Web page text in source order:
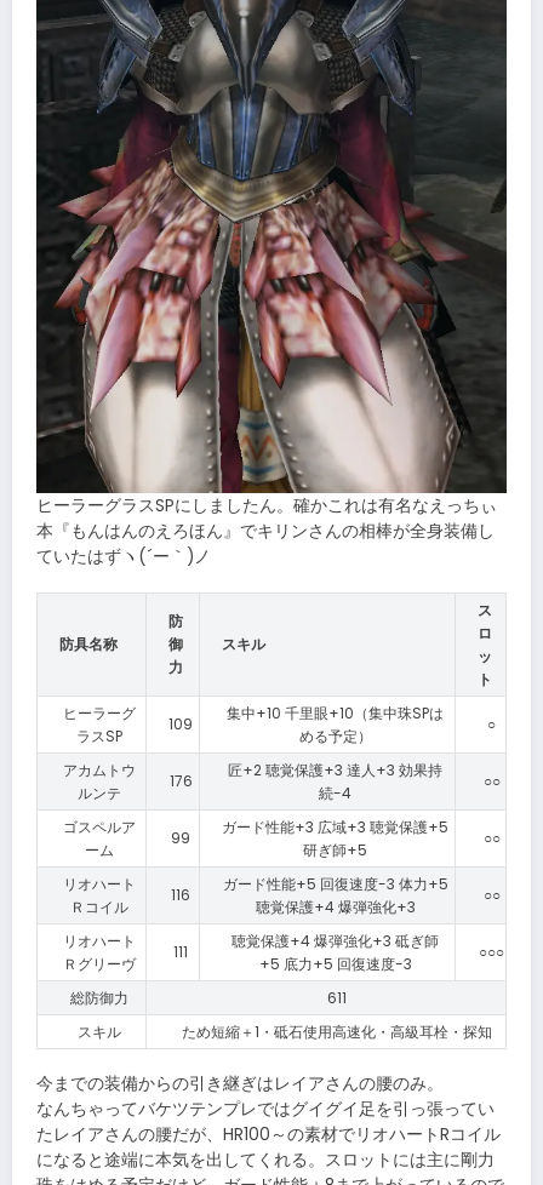
ヒーラーグラスSPにしましたん。確かこれは有名なえっちぃ
本『もんはんのえろほん』でキリンさんの相棒が全身装備し
ていたはずヽ(´ー｀)ノ
防具名称
防
御
力
スキル
ス
ロ
ッ
ト
ヒーラーグ
ラスSP
109
集中+10 千里眼+10（集中珠SPは
める予定）
○
アカムトウ
ルンテ
176
匠+2 聴覚保護+3 達人+3 効果持
続-4
○○
ゴスペルア
ーム
99
ガード性能+3 広域+3 聴覚保護+5
研ぎ師+5
○○
リオハート
Ｒコイル
116
ガード性能+5 回復速度-3 体力+5
聴覚保護+4 爆弾強化+3
○○
リオハート
Ｒグリーヴ
111
聴覚保護+4 爆弾強化+3 砥ぎ師
+5 底力+5 回復速度-3
○○○
総防御力
611
スキル
ため短縮＋1・砥石使用高速化・高級耳栓・探知
今までの装備からの引き継ぎはレイアさんの腰のみ。
なんちゃってバケツテンプレではグイグイ足を引っ張ってい
たレイアさんの腰だが、HR100～の素材でリオハートRコイル
になると途端に本気を出してくれる。スロットには主に剛力